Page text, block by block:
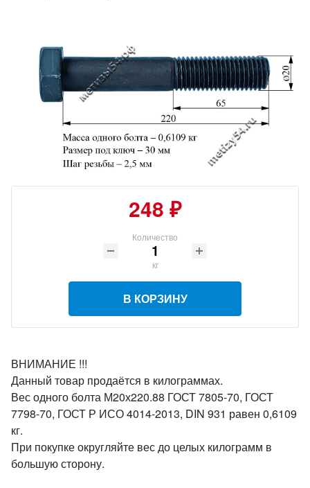
248 ₽
Количество
кг
В КОРЗИНУ
ВНИМАНИЕ !!!
Данный товар продаётся в килограммах.
Вес одного болта М20х220.88 ГОСТ 7805-70, ГОСТ
7798-70, ГОСТ Р ИСО 4014-2013, DIN 931 равен 0,6109
кг.
При покупке округляйте вес до целых килограмм в
большую сторону.